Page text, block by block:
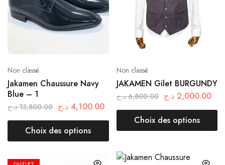
Non classé
Jakamen Chaussure Navy
Blue – 1
13,800.00 د.ج 4,100.00 د.ج
Choix des options
Non classé
JAKAMEN Gilet BURGUNDY
6,800.00 د.ج 2,000.00 د.ج
Choix des options